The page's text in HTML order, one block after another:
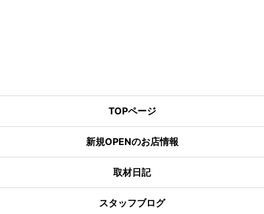
TOPページ
新規OPENのお店情報
取材日記
スタッフブログ